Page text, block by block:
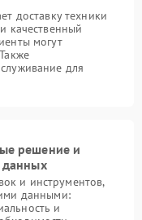
доставку техники
качественный
могут
для
решение и
данных
и инструментов,
данными:
и